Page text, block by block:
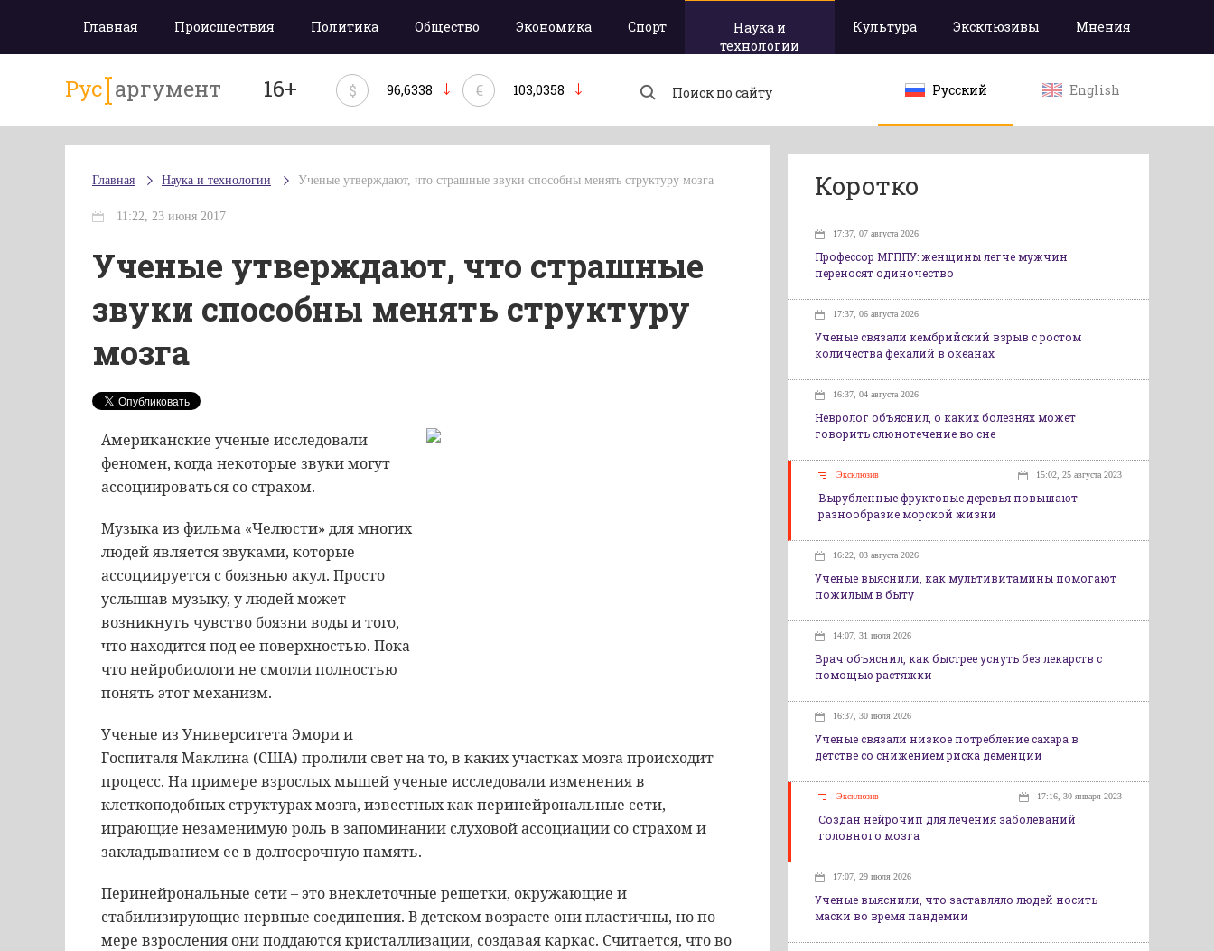
Главная Происшествия Политика Общество Экономика Спорт
Наука и
технологии
Культура Эксклюзивы Мнения
Рус аргумент 16+ $ 96,6338 € 103,0358 Русский English
Главная Наука и технологии Ученые утверждают, что страшные звуки способны менять структуру мозга
11:22, 23 июня 2017
Ученые утверждают, что страшные
звуки способны менять структуру
мозга
Американские ученые исследовали
феномен, когда некоторые звуки могут
ассоциироваться со страхом.
Музыка из фильма «Челюсти» для многих
людей является звуками, которые
ассоциируется с боязнью акул. Просто
услышав музыку, у людей может
возникнуть чувство боязни воды и того,
что находится под ее поверхностью. Пока
что нейробиологи не смогли полностью
понять этот механизм.
Ученые из Университета Эмори и
Госпиталя Маклина (США) пролили свет на то, в каких участках мозга происходит
процесс. На примере взрослых мышей ученые исследовали изменения в
клеткоподобных структурах мозга, известных как перинейрональные сети,
играющие незаменимую роль в запоминании слуховой ассоциации со страхом и
закладыванием ее в долгосрочную память.
Перинейрональные сети – это внеклеточные решетки, окружающие и
стабилизирующие нервные соединения. В детском возрасте они пластичны, но по
мере взросления они поддаются кристаллизации, создавая каркас. Считается, что во
Коротко
17:37, 07 августа 2026
Профессор МГППУ: женщины легче мужчин
переносят одиночество
17:37, 06 августа 2026
Ученые связали кембрийский взрыв с ростом
количества фекалий в океанах
16:37, 04 августа 2026
Невролог объяснил, о каких болезнях может
говорить слюнотечение во сне
Эксклюзив 15:02, 25 августа 2023
Вырубленные фруктовые деревья повышают
разнообразие морской жизни
16:22, 03 августа 2026
Ученые выяснили, как мультивитамины помогают
пожилым в быту
14:07, 31 июля 2026
Врач объяснил, как быстрее уснуть без лекарств с
помощью растяжки
16:37, 30 июля 2026
Ученые связали низкое потребление сахара в
детстве со снижением риска деменции
Эксклюзив 17:16, 30 января 2023
Создан нейрочип для лечения заболеваний
головного мозга
17:07, 29 июля 2026
Ученые выяснили, что заставляло людей носить
маски во время пандемии